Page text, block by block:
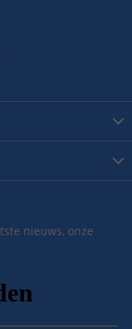
nieuws, onze